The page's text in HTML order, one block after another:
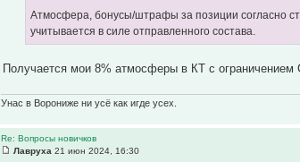
Атмосфера, бонусы/штрафы за позиции согласно
учитывается в силе отправленного состава.
Получается мои 8% атмосферы в КТ с
Унас в Ворониже ни усё как игде усех.
Re: Вопросы новичков
Лавруха 21 июн 2024, 16:30